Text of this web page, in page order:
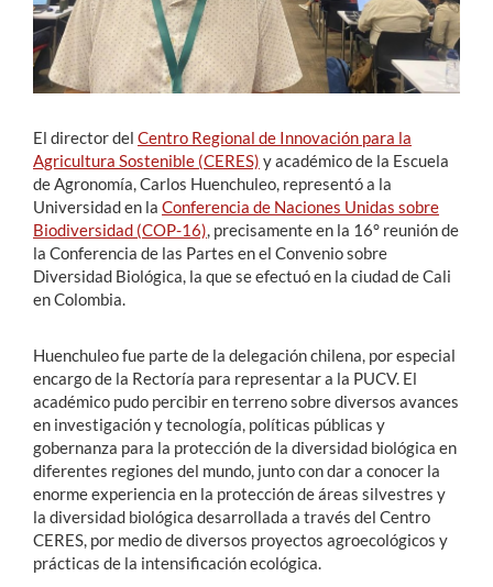
English
El director del Centro Regional de Innovación para la
Agricultura Sostenible (CERES) y académico de la Escuela
de Agronomía, Carlos Huenchuleo, representó a la
Universidad en la Conferencia de Naciones Unidas sobre
Biodiversidad (COP-16) , precisamente en la 16° reunión de
la Conferencia de las Partes en el Convenio sobre
Diversidad Biológica, la que se efectuó en la ciudad de Cali
en Colombia.
Huenchuleo fue parte de la delegación chilena, por especial
encargo de la Rectoría para representar a la PUCV. El
académico pudo percibir en terreno sobre diversos avances
en investigación y tecnología, políticas públicas y
gobernanza para la protección de la diversidad biológica en
diferentes regiones del mundo, junto con dar a conocer la
enorme experiencia en la protección de áreas silvestres y
la diversidad biológica desarrollada a través del Centro
CERES, por medio de diversos proyectos agroecológicos y
prácticas de la intensificación ecológica.